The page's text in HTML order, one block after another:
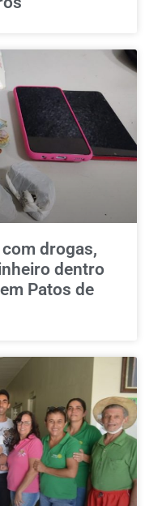
drogas,
dentro
Patos de